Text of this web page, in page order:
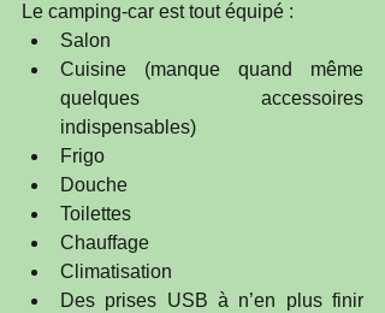
Le camping-car est tout équipé :
Salon
Cuisine (manque quand même
quelques accessoires
indispensables)
Frigo
Douche
Toilettes
Chauffage
Climatisation
Des prises USB à n’en plus finir